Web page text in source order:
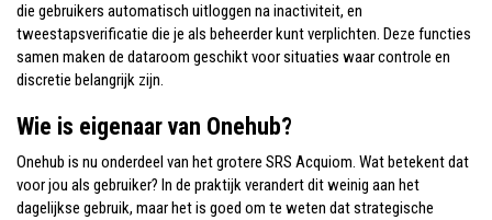
die gebruikers automatisch uitloggen na inactiviteit, en
tweestapsverificatie die je als beheerder kunt verplichten. Deze functies
samen maken de dataroom geschikt voor situaties waar controle en
discretie belangrijk zijn.
Wie is eigenaar van Onehub?
Onehub is nu onderdeel van het grotere SRS Acquiom. Wat betekent dat
voor jou als gebruiker? In de praktijk verandert dit weinig aan het
dagelijkse gebruik, maar het is goed om te weten dat strategische